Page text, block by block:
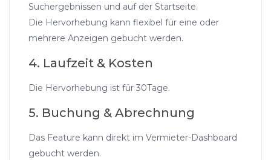
Suchergebnissen und auf der Startseite.
Die Hervorhebung kann flexibel für eine oder
mehrere Anzeigen gebucht werden.
4. Laufzeit & Kosten
Die Hervorhebung ist für 30Tage.
5. Buchung & Abrechnung
Das Feature kann direkt im Vermieter-Dashboard
gebucht werden.